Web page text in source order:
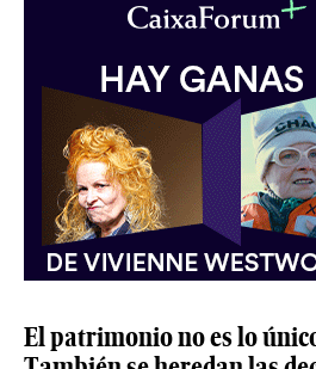
El patrimonio no es lo